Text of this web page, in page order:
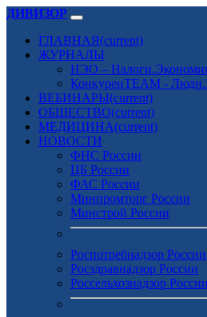
ДИВИЗОР
ГЛАВНАЯ(current)
ЖУРНАЛЫ
НЭО –
КонкуренTEAM -
ВЕБИНАРЫ(current)
ОБЩЕСТВО(current)
МЕДИЦИНА(current)
НОВОСТИ
ФНС России
ЦБ России
ФАС России
Минпромторг России
Минстрой России
Роспотребнадзор России
Росздравнадзор России
Россельхознадзор России